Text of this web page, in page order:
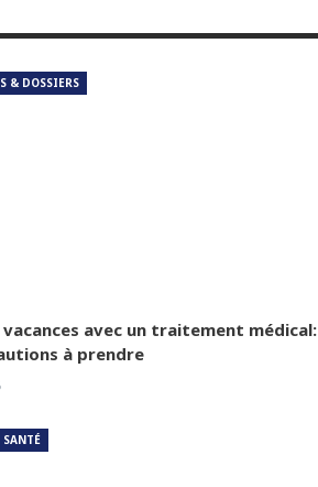
& DOSSIERS
avec un traitement médical:
à prendre